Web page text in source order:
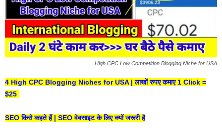
High CPC Low Competition Blogging Niche for USA
4 High CPC Blogging Niches for USA | लाखों रुपए कमाए 1 Click =
$25
SEO किसे कहते हैं | SEO वेबसाइट के लिए क्यों जरूरी है